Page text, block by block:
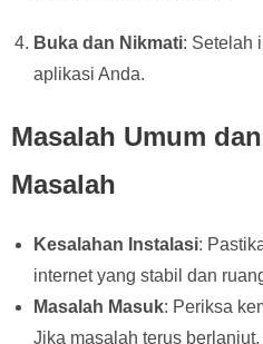
Buka dan Nikmati: Setelah
aplikasi Anda.
Masalah Umum
Masalah
Kesalahan Instalasi:
internet yang stabil dan
Masalah Masuk: Periksa
Jika masalah terus